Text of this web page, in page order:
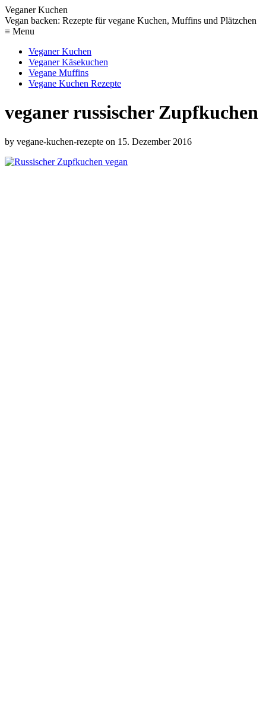
Veganer Kuchen
Vegan backen: Rezepte für vegane Kuchen, Muffins und Plätzchen
≡ Menu
Veganer Kuchen
Veganer Käsekuchen
Vegane Muffins
Vegane Kuchen Rezepte
veganer russischer Zupfkuchen
by vegane-kuchen-rezepte on 15. Dezember 2016